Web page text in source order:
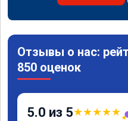
Отзывы о нас:
850 оценок
5.0 из 5★★★★★